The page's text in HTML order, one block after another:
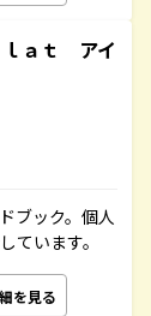
ａｔ アイ
ブック。個人
ています。
を見る